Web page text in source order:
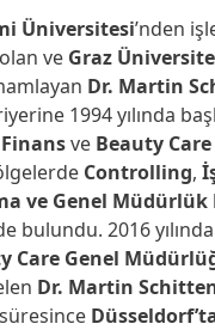
Üniversitesi’nden
ve Graz
Dr. Martin
1994 yılında
Finansve Beauty Care
Controlling,
ve Genel Müdürlük
bulundu. 2016 yılında
Care Genel
Dr. Martin